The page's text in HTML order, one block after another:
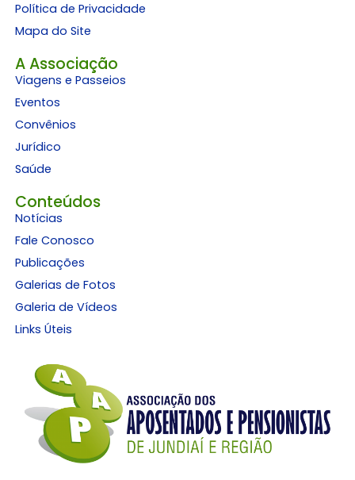
Política de Privacidade
Mapa do Site
A Associação
Viagens e Passeios
Eventos
Convênios
Jurídico
Saúde
Conteúdos
Notícias
Fale Conosco
Publicações
Galerias de Fotos
Galeria de Vídeos
Links Úteis